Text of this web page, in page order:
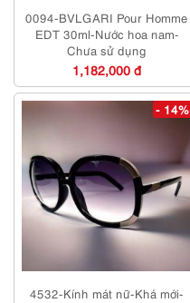
0094-BVLGARI Pour Homme
EDT 30ml-Nước hoa nam-
Chưa sử dụng
1,182,000 đ
- 14%
4532-Kính mát nữ-Khá mới-